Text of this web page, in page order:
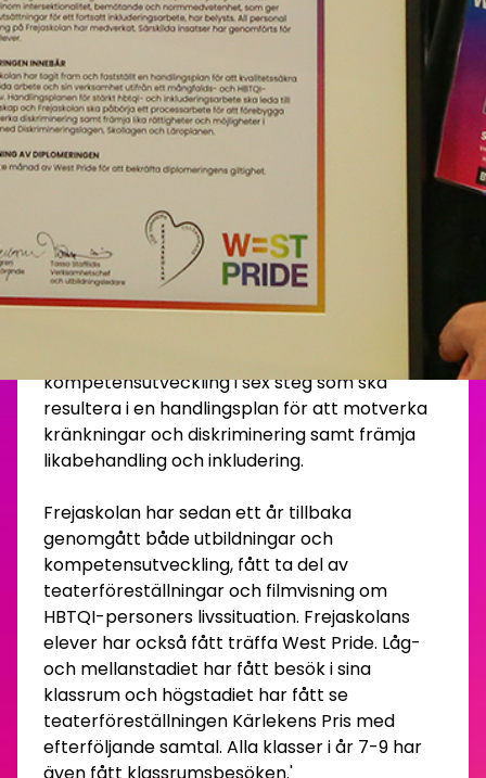
Göteborg och Västra Götalands län, säger
Pride och utbildningsledare för diplomeringen.
– Det är jätteviktigt för unga HBTQI-personer
att de blir sedda och respekterade i skolan. Då
måste skolan jobba aktivt med att motverka
har Frejaskolan en plan och vi kommer följa
deras arbete med spänning, säger Tasso
Stafilidis.
kompetensutveckling i sex steg som ska
resultera i en handlingsplan för att motverka
kränkningar och diskriminering samt främja
likabehandling och inkludering.
Frejaskolan har sedan ett år tillbaka
genomgått både utbildningar och
kompetensutveckling, fått ta del av
teaterföreställningar och filmvisning om
HBTQI-personers livssituation. Frejaskolans
elever har också fått träffa West Pride. Låg-
och mellanstadiet har fått besök i sina
klassrum och högstadiet har fått se
teaterföreställningen Kärlekens Pris med
efterföljande samtal. Alla klasser i år 7-9 har